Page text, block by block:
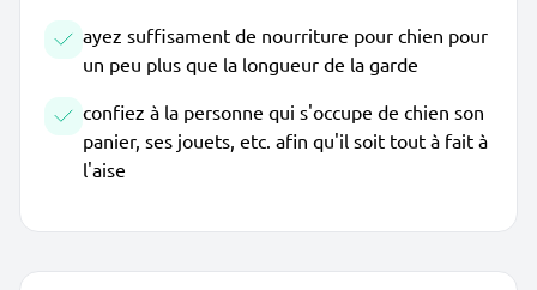
ayez suffisament de nourriture pour chien pour
un peu plus que la longueur de la garde
confiez à la personne qui s'occupe de chien son
panier, ses jouets, etc. afin qu'il soit tout à fait à
l'aise